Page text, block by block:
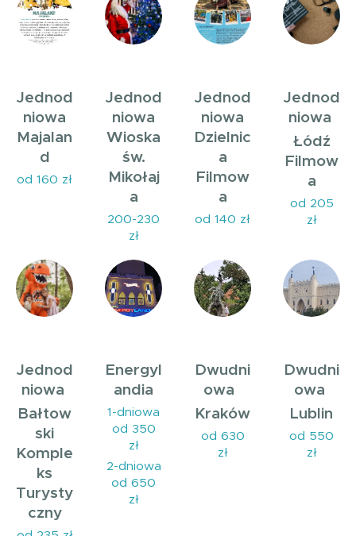
Jednod
niowa
Majalan
d
od 160 zł
Jednod
niowa
Wioska
św.
Mikołaj
a
200-230
zł
Jednod
niowa
Dzielnic
a
Filmow
a
od 140 zł
Jednod
niowa
Łódź
Filmow
a
od 205
zł
Jednod
niowa
Bałtow
ski
Komple
ks
Turysty
czny
Energyl
andia
1-dniowa
od 350
zł
2-dniowa
od 650
zł
Dwudni
owa
Kraków
od 630
zł
Dwudni
owa
Lublin
od 550
zł